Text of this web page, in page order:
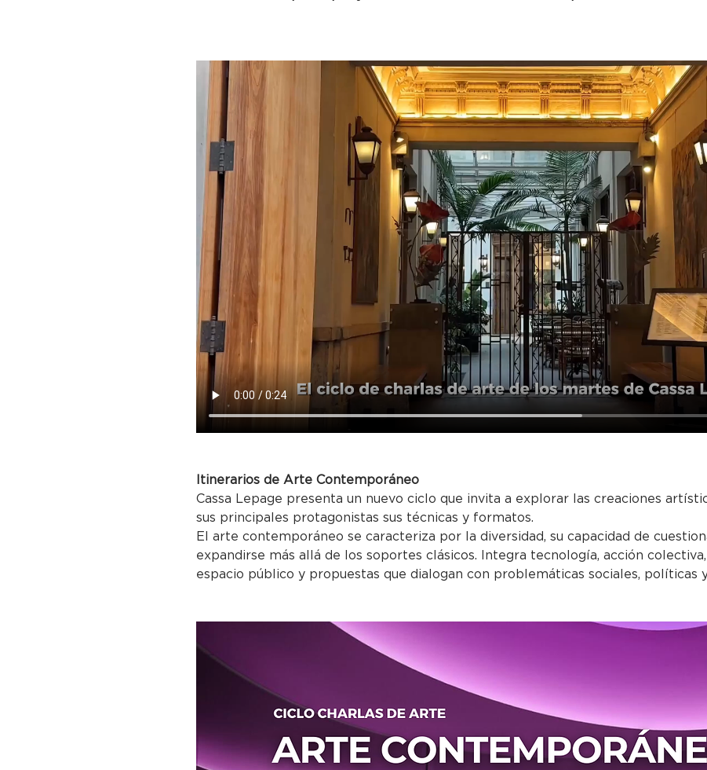
Itinerarios de Arte Contemporáneo
Cassa Lepage presenta un nuevo ciclo que invita a explorar las creaciones
sus principales protagonistas sus técnicas y formatos.
El arte contemporáneo se caracteriza por la diversidad, su capacidad de
expandirse más allá de los soportes clásicos. Integra tecnología, acción
espacio público y propuestas que dialogan con problemáticas sociales, políticas